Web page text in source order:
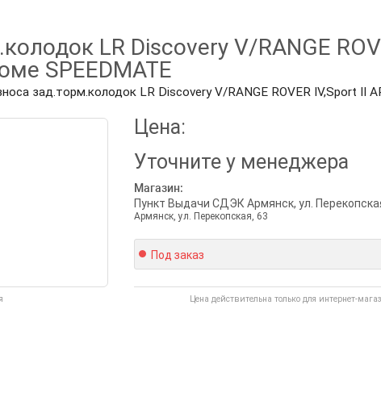
LR Discovery V/RANGE
SPEEDMATE
зад.торм.колодок LR Discovery V/RANGE ROVER IV,Sport
Цена:
Уточнитеу менеджера
Магазин:
Пункт Выдачи СДЭК Армянск, ул.
Армянск, ул. Перекопская, 63
Под заказ
Цена действительна только для интернет-